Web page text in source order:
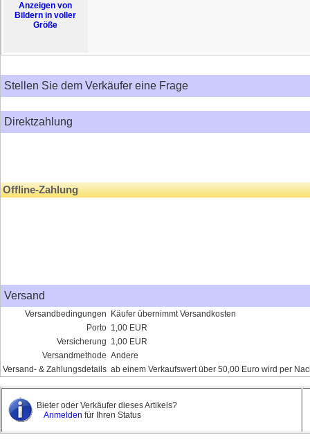
Anzeigen von
Bildern in voller
Größe
Stellen Sie dem Verkäufer eine Frage
Direktzahlung
Offline-Zahlung
Versand
Versandbedingungen
Käufer übernimmt Versandkosten
Porto 1,00 EUR
Versicherung 1,00 EUR
Versandmethode Andere
Versand- & Zahlungsdetails ab einem Verkaufswert über 50,00 Euro wird per
Bieter oder Verkäufer dieses Artikels?
Anmelden für Ihren Status